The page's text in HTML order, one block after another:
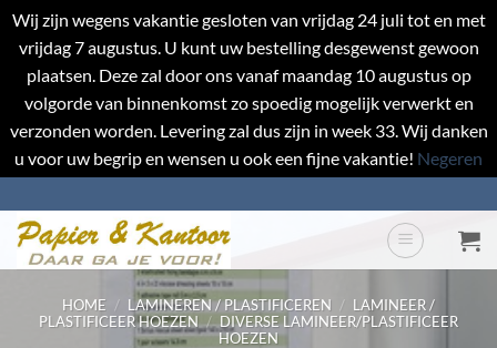
Wij zijn wegens vakantie gesloten van vrijdag 24 juli tot en met
vrijdag 7 augustus. U kunt uw bestelling desgewenst gewoon
plaatsen. Deze zal door ons vanaf maandag 10 augustus op
volgorde van binnenkomst zo spoedig mogelijk verwerkt en
verzonden worden. Levering zal dus zijn in week 33. Wij danken
u voor uw begrip en wensen u ook een fijne vakantie! Negeren
naar
inhoud
HOME / LAMINEREN / PLASTIFICEREN / LAMINEER /
PLASTIFICEER HOEZEN / DIVERSE LAMINEER/PLASTIFICEER
HOEZEN